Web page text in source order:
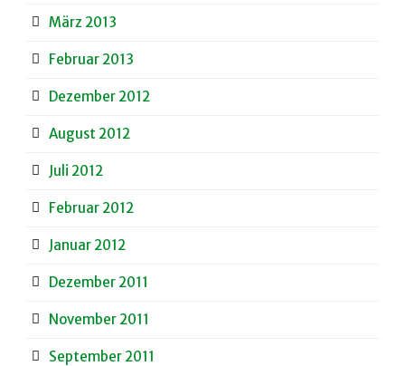
März 2013
Februar 2013
Dezember 2012
August 2012
Juli 2012
Februar 2012
Januar 2012
Dezember 2011
November 2011
September 2011